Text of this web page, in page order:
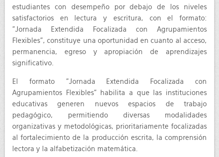
estudiantes con desempeño por debajo de los niveles
satisfactorios en lectura y escritura, con el formato:
"Jornada Extendida Focalizada con Agrupamientos
Flexibles", constituye una oportunidad en cuanto al acceso,
permanencia, egreso y apropiación de aprendizajes
significativo.
El formato "Jornada Extendida Focalizada con
Agrupamientos Flexibles” habilita a que las instituciones
educativas generen nuevos espacios de trabajo
pedagógico, permitiendo diversas modalidades
organizativas y metodológicas, prioritariamente focalizadas
al fortalecimiento de la producción escrita, la comprensión
lectora y la alfabetización matemática.